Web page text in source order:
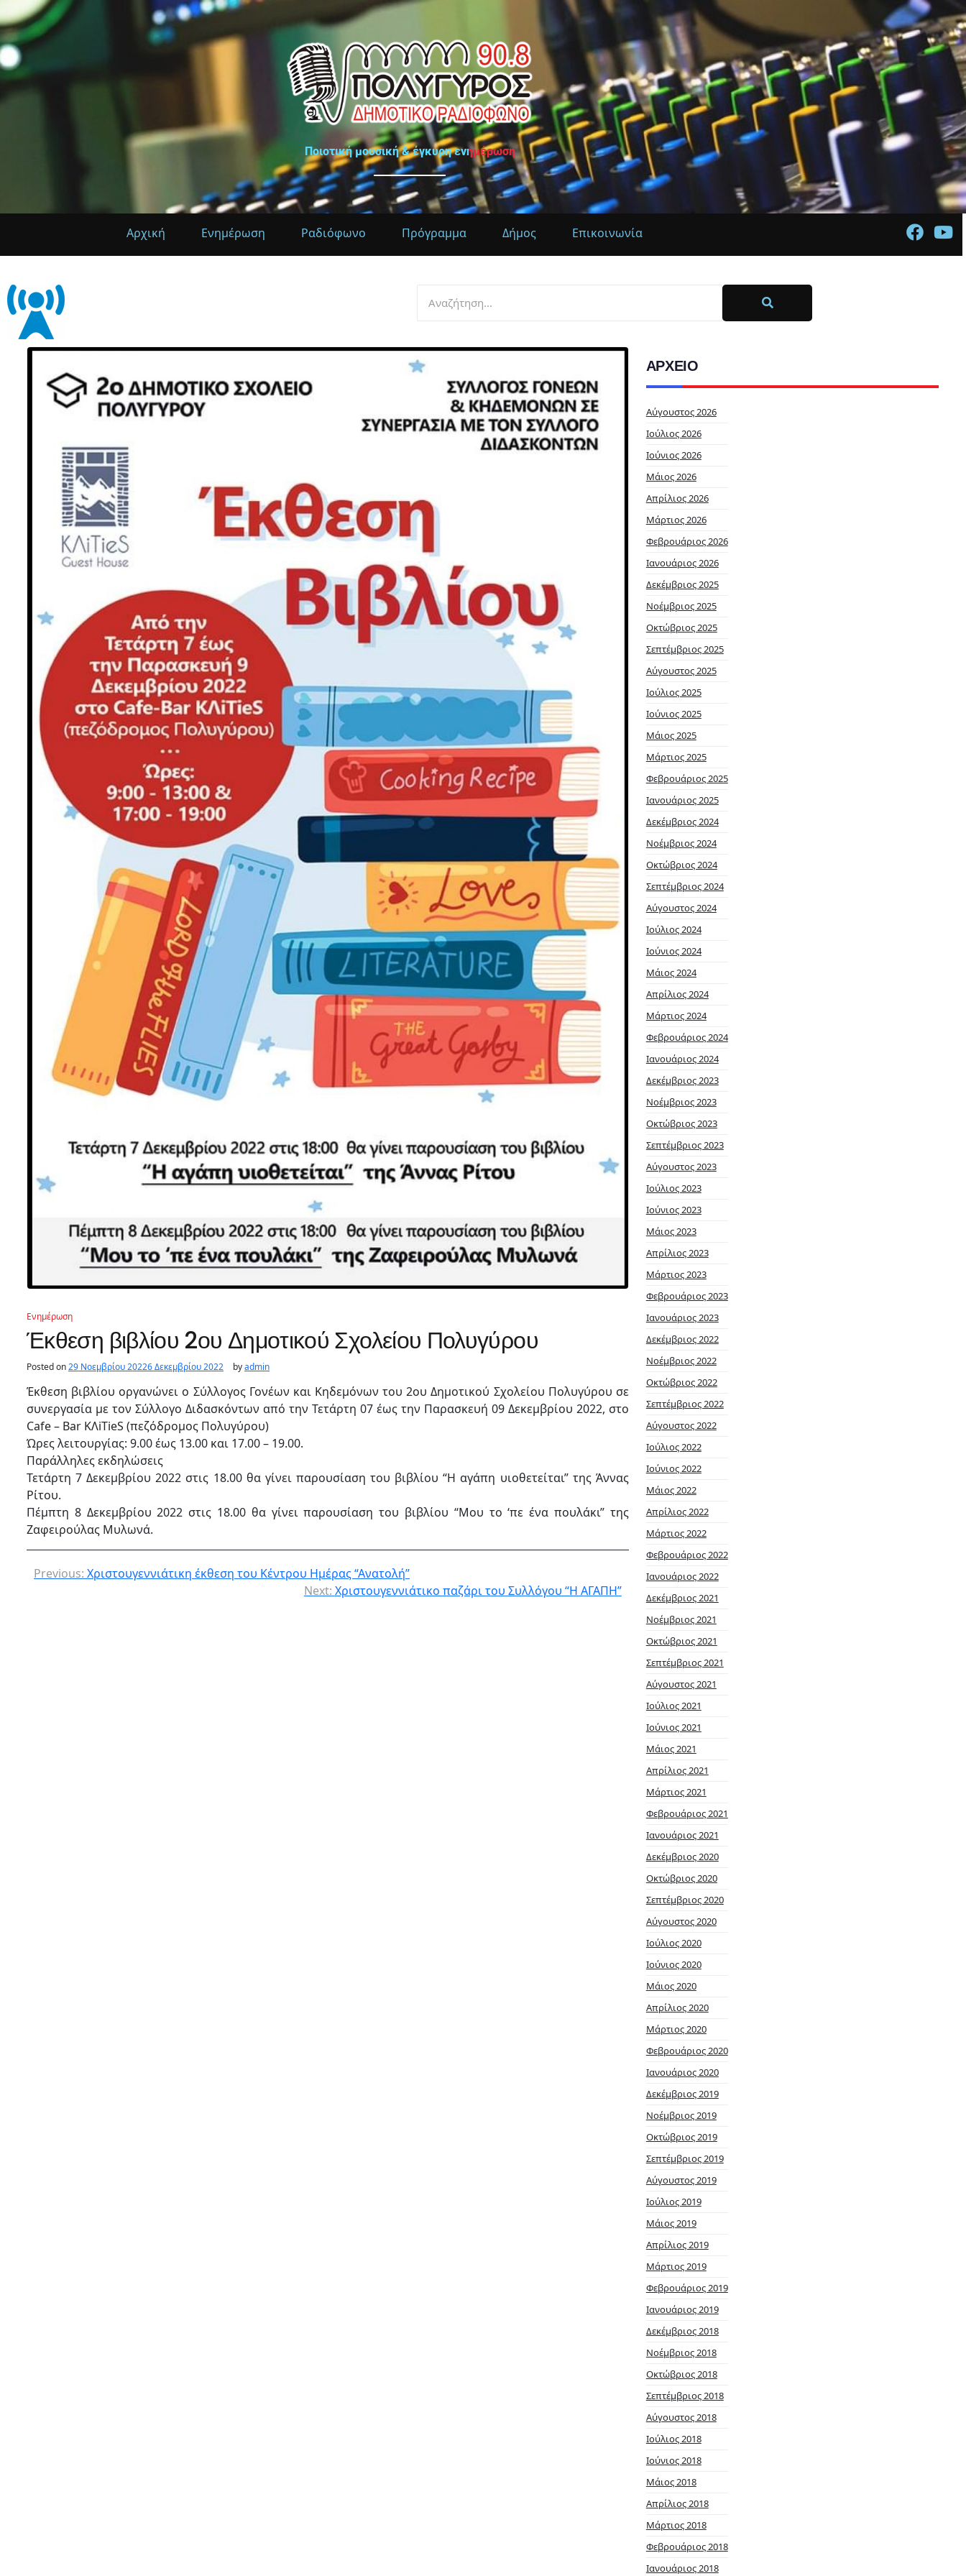
Ποιοτική μουσική & έγκυρη ενημέρωση
Αρχική Ενημέρωση Ραδιόφωνο Πρόγραμμα Δήμος Επικοινωνία
Ενημέρωση
Έκθεση βιβλίου 2ου Δημοτικού Σχολείου Πολυγύρου
Posted on29 Νοεμβρίου 20226 Δεκεμβρίου 2022 byadmin
Έκθεση βιβλίου οργανώνει ο Σύλλογος Γονέων και Κηδεμόνων του 2ου Δημοτικού Σχολείου Πολυγύρου σε
συνεργασία με τον Σύλλογο Διδασκόντων από την Τετάρτη 07 έως την Παρασκευή 09 Δεκεμβρίου 2022, στο
Cafe – Bar ΚΛiΤieS (πεζόδρομος Πολυγύρου)
Ώρες λειτουργίας: 9.00 έως 13.00 και 17.00 – 19.00.
Παράλληλες εκδηλώσεις
Τετάρτη 7 Δεκεμβρίου 2022 στις 18.00 θα γίνει παρουσίαση του βιβλίου “Η αγάπη υιοθετείται” της Άννας
Ρίτου.
Πέμπτη 8 Δεκεμβρίου 2022 στις 18.00 θα γίνει παρουσίαση του βιβλίου “Μου το ‘πε ένα πουλάκι” της
Ζαφειρούλας Μυλωνά.
Previous: Χριστουγεννιάτικη έκθεση του Κέντρου Ημέρας “Ανατολή”
Next: Χριστουγεννιάτικο παζάρι του Συλλόγου “Η ΑΓΑΠΗ”
ΑΡΧΕΙΟ
Αύγουστος 2026
Ιούλιος 2026
Ιούνιος 2026
Μάιος 2026
Απρίλιος 2026
Μάρτιος 2026
Φεβρουάριος 2026
Ιανουάριος 2026
Δεκέμβριος 2025
Νοέμβριος 2025
Οκτώβριος 2025
Σεπτέμβριος 2025
Αύγουστος 2025
Ιούλιος 2025
Ιούνιος 2025
Μάιος 2025
Μάρτιος 2025
Φεβρουάριος 2025
Ιανουάριος 2025
Δεκέμβριος 2024
Νοέμβριος 2024
Οκτώβριος 2024
Σεπτέμβριος 2024
Αύγουστος 2024
Ιούλιος 2024
Ιούνιος 2024
Μάιος 2024
Απρίλιος 2024
Μάρτιος 2024
Φεβρουάριος 2024
Ιανουάριος 2024
Δεκέμβριος 2023
Νοέμβριος 2023
Οκτώβριος 2023
Σεπτέμβριος 2023
Αύγουστος 2023
Ιούλιος 2023
Ιούνιος 2023
Μάιος 2023
Απρίλιος 2023
Μάρτιος 2023
Φεβρουάριος 2023
Ιανουάριος 2023
Δεκέμβριος 2022
Νοέμβριος 2022
Οκτώβριος 2022
Σεπτέμβριος 2022
Αύγουστος 2022
Ιούλιος 2022
Ιούνιος 2022
Μάιος 2022
Απρίλιος 2022
Μάρτιος 2022
Φεβρουάριος 2022
Ιανουάριος 2022
Δεκέμβριος 2021
Νοέμβριος 2021
Οκτώβριος 2021
Σεπτέμβριος 2021
Αύγουστος 2021
Ιούλιος 2021
Ιούνιος 2021
Μάιος 2021
Απρίλιος 2021
Μάρτιος 2021
Φεβρουάριος 2021
Ιανουάριος 2021
Δεκέμβριος 2020
Οκτώβριος 2020
Σεπτέμβριος 2020
Αύγουστος 2020
Ιούλιος 2020
Ιούνιος 2020
Μάιος 2020
Απρίλιος 2020
Μάρτιος 2020
Φεβρουάριος 2020
Ιανουάριος 2020
Δεκέμβριος 2019
Νοέμβριος 2019
Οκτώβριος 2019
Σεπτέμβριος 2019
Αύγουστος 2019
Ιούλιος 2019
Μάιος 2019
Απρίλιος 2019
Μάρτιος 2019
Φεβρουάριος 2019
Ιανουάριος 2019
Δεκέμβριος 2018
Νοέμβριος 2018
Οκτώβριος 2018
Σεπτέμβριος 2018
Αύγουστος 2018
Ιούλιος 2018
Ιούνιος 2018
Μάιος 2018
Απρίλιος 2018
Μάρτιος 2018
Φεβρουάριος 2018
Ιανουάριος 2018